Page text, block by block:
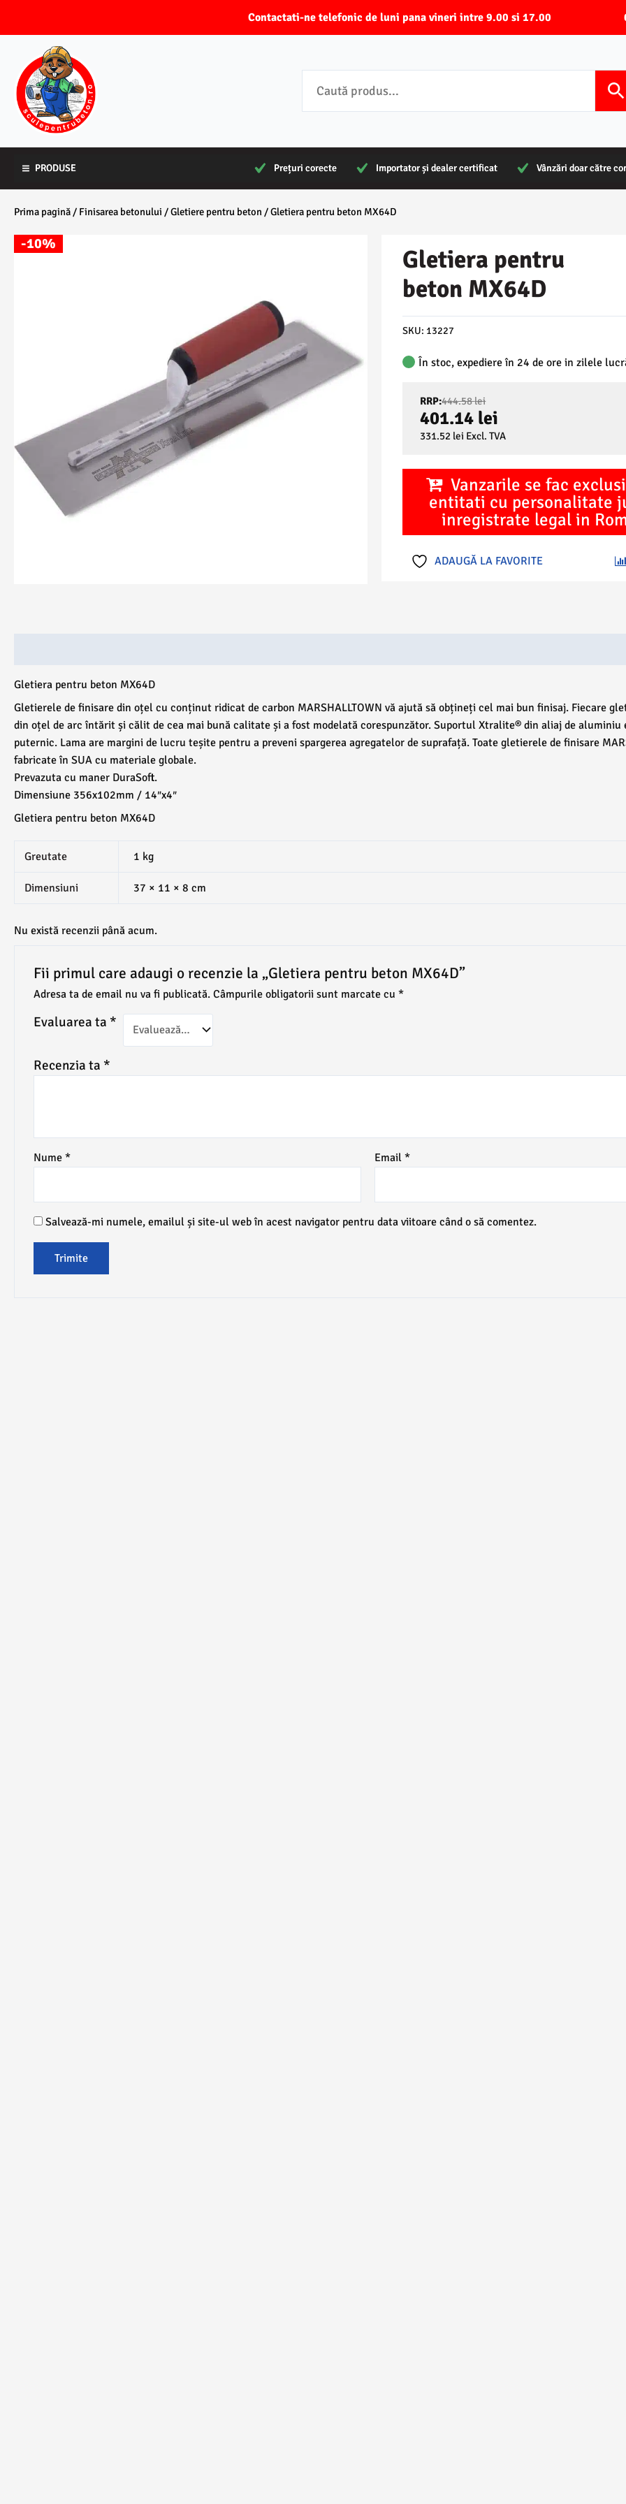
Contactati-ne telefonic de luni pana vineri intre 9.00 si 17.00
PRODUSE Prețuri corecte Importator și dealer certificat Vânzări doar către
PRODUSE Prețuri corecte Importator și dealer certificat Vânzări doar către
-10%
Prima pagină / Finisarea betonului /Gletiere pentru beton / Gletiera pentru beton MX64D
Gletiera pentru
beton MX64D
SKU: 13227
În stoc, expediere în 24 de ore in zilele
RRP:444.58leiPrețul
inițial
a
fost:
401.14 lei
Prețul
401.14 lei.
331.52 lei Excl. TVA
Vanzarile se fac
entitati cu personalitate
inregistrate legal in
ADAUGĂ LA FAVORITE
Gletiera pentru beton MX64D
Gletierele de finisare din oțel cu conținut ridicat de carbon MARSHALLTOWN vă ajută să obțineți cel mai bun finisaj. Fiecare
din oțel de arc întărit și călit de cea mai bună calitate și a fost modelată corespunzător. Suportul Xtralite® din aliaj de aluminiu
puternic. Lama are margini de lucru teșite pentru a preveni spargerea agregatelor de suprafață. Toate gletierele de finisare
fabricate în SUA cu materiale globale.
Prevazuta cu maner DuraSoft.
Dimensiune 356x102mm / 14″x4″
Gletiera pentru beton MX64D
Greutate 1 kg
Dimensiuni 37 × 11 × 8 cm
Nu există recenzii până acum.
Fii primul care adaugi o recenzie la „Gletiera pentru beton MX64D”
Adresa ta de email nu va fi publicată. Câmpurile obligatorii sunt marcate cu *
Evaluarea ta *
Recenzia ta *
Nume * Email *
Salvează-mi numele, emailul și site-ul web în acest navigator pentru data viitoare când o să comentez.